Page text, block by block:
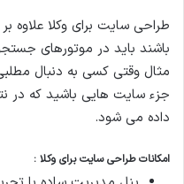
طراحی سایت برای وکلا علاوه
باشند باید در موتورهای
مثال وقتی کسی به دنبال
جزء سایت هایی باشید که در
داده می شود.
امکانات طراحی سایت برای وکلا :